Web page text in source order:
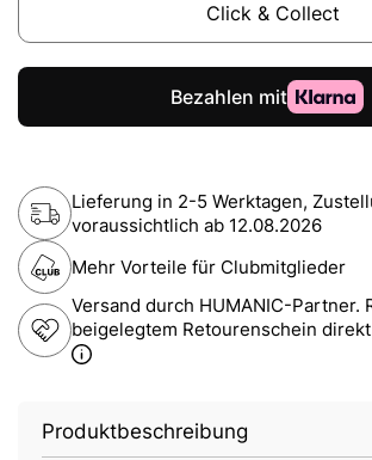
Click & Collect
Lieferung in 2-5 Werktagen,
voraussichtlich ab 12.08.2026
Mehr Vorteile für Clubmitglieder
Versand durch HUMANIC-Partner.
beigelegtem Retourenschein
Produktbeschreibung